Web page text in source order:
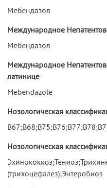
Мебендазол
Международное
Мебендазол
Международное
латинице
Mebendazole
Нозологическая
Нозологическая
(трихоцефалез);Энтеробиоз